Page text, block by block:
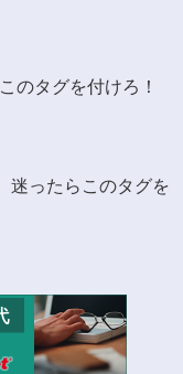
のタグを付けろ！
迷ったらこのタグを